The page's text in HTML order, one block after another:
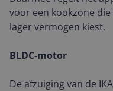
voor een kookzone
lager vermogen kiest.
BLDC-motor
De afzuiging van de